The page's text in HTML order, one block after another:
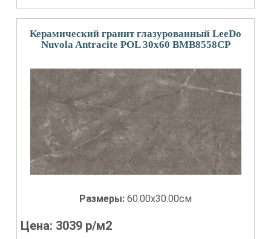
Керамический гранит глазурованный LeeDo
Nuvola Antracite POL 30x60 BMB8558CP
Размеры: 60.00x30.00см
Цена: 3039 р/м2